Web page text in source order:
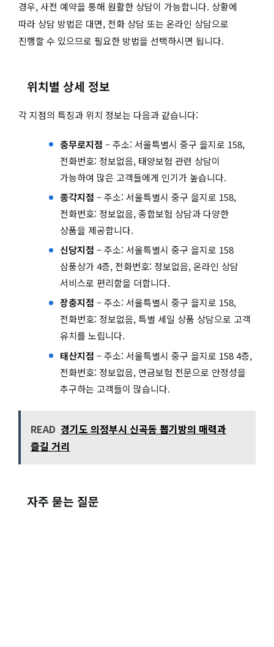
경우, 사전 예약을 통해 원활한 상담이 가능합니다. 상황에
따라 상담 방법은 대면, 전화 상담 또는 온라인 상담으로
진행할 수 있으므로 필요한 방법을 선택하시면 됩니다.
위치별 상세 정보
각 지점의 특징과 위치 정보는 다음과 같습니다:
충무로지점 – 주소: 서울특별시 중구 을지로 158,
전화번호: 정보없음, 태양보험 관련 상담이
가능하여 많은 고객들에게 인기가 높습니다.
종각지점 – 주소: 서울특별시 중구 을지로 158,
전화번호: 정보없음, 종합보험 상담과 다양한
상품을 제공합니다.
신당지점 – 주소: 서울특별시 중구 을지로 158
삼풍상가 4층, 전화번호: 정보없음, 온라인 상담
서비스로 편리함을 더합니다.
장충지점 – 주소: 서울특별시 중구 을지로 158,
전화번호: 정보없음, 특별 세일 상품 상담으로 고객
유치를 노립니다.
태산지점 – 주소: 서울특별시 중구 을지로 158 4층,
전화번호: 정보없음, 연금보험 전문으로 안정성을
추구하는 고객들이 많습니다.
READ 경기도 의정부시 신곡동 뽑기방의 매력과
즐길 거리
자주 묻는 질문